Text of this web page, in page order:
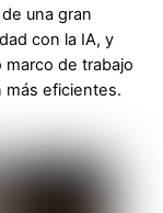
una gran
con la IA, y
de trabajo
más eficientes.